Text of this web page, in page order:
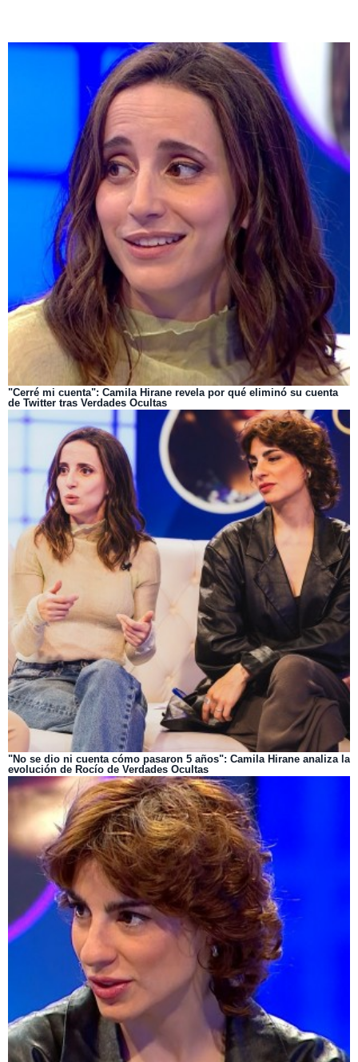
"Cerré mi cuenta": Camila Hirane revela por qué eliminó su cuenta
de Twitter tras Verdades Ocultas
"No se dio ni cuenta cómo pasaron 5 años": Camila Hirane analiza la
evolución de Rocío de Verdades Ocultas